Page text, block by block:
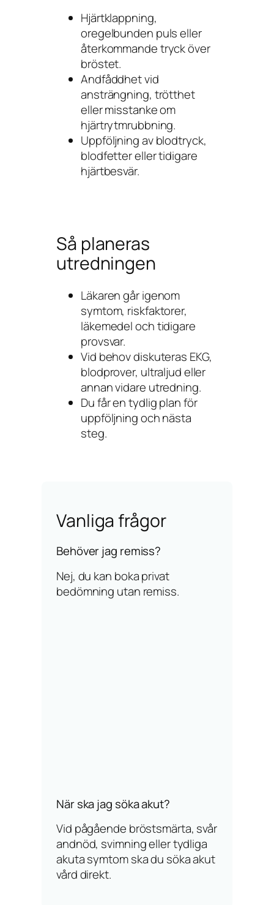
Hjärtklappning,
oregelbunden puls eller
återkommande tryck över
bröstet.
Andfåddhet vid
ansträngning, trötthet
eller misstanke om
hjärtrytmrubbning.
Uppföljning av blodtryck,
blodfetter eller tidigare
hjärtbesvär.
Så planeras
utredningen
Läkaren går igenom
symtom, riskfaktorer,
läkemedel och tidigare
provsvar.
Vid behov diskuteras EKG,
blodprover, ultraljud eller
annan vidare utredning.
Du får en tydlig plan för
uppföljning och nästa
steg.
Vanliga frågor
Behöver jag remiss?
Nej, du kan boka privat
bedömning utan remiss.
När ska jag söka akut?
Vid pågående bröstsmärta, svår
andnöd, svimning eller tydliga
akuta symtom ska du söka akut
vård direkt.